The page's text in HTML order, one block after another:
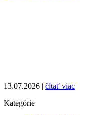
13.07.2026 | čítať viac
Kategórie